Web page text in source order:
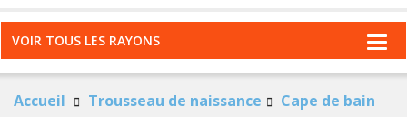
VOIR TOUS LES RAYONS
Accueil Trousseau de naissance Cape de bain